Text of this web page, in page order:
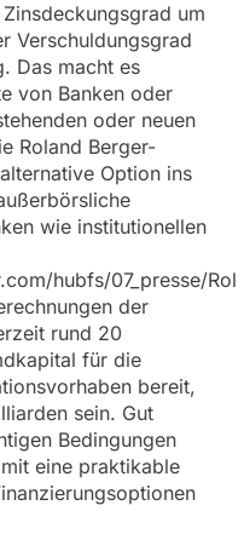
um
Verschuldungsgrad
Das macht es
von Banken oder
oder neuen
Roland Berger-
Option ins
wie institutionellen
hubfs/07_presse/
der
rund 20
für die
bereit,
sein. Gut
Bedingungen
eine praktikable